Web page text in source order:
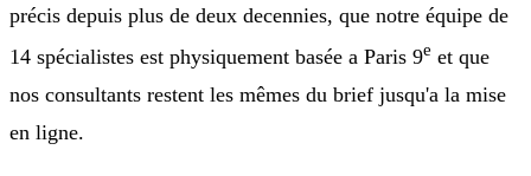
précis depuis plus de deux decennies, que notre équipe de
14 spécialistes est physiquement basée a Paris 9e et que
nos consultants restent les mêmes du brief jusqu'a la mise
en ligne.